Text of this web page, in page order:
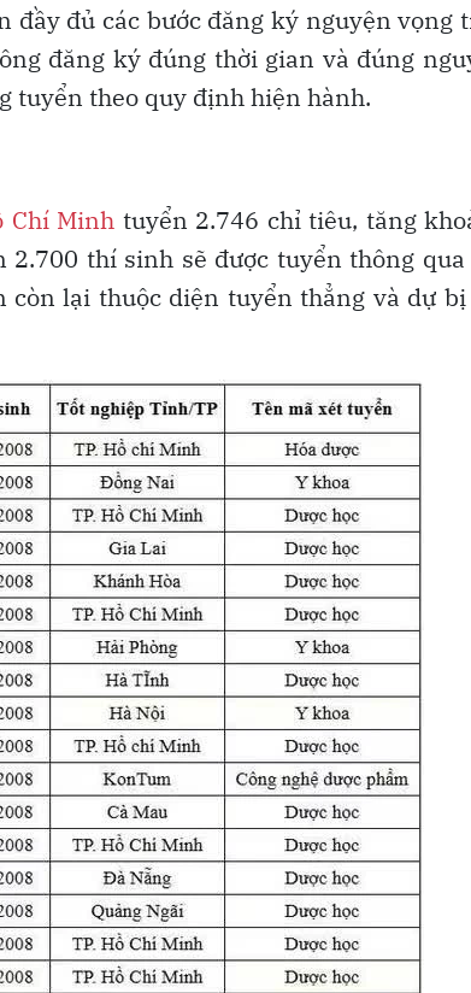
đủ các bước đăng ký nguyện vọng
đăng ký đúng thời gian và đúng
tuyển theo quy định hiện hành.
Chí Minh tuyển 2.746 chỉ tiêu, tăng
thí sinh sẽ được tuyển thông
lại thuộc diện tuyển thẳng và dự